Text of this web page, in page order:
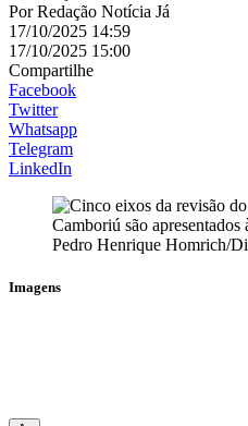
PorRedação Notícia Já
17/10/2025 14:59
17/10/2025 15:00
Compartilhe
Facebook
Twitter
Whatsapp
Telegram
LinkedIn
Pedro Henrique Homrich/
Imagens